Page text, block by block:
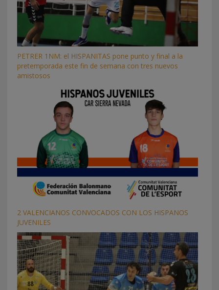
PETRER 1NM: el HISPANITAS pone punto y final a la
pretemporada este fin de semana con tres nuevos
amistosos
2 VALENCIANOS CONVOCADOS CON LOS HISPANOS
JUVENILES